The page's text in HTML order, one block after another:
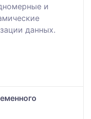
и
данных.